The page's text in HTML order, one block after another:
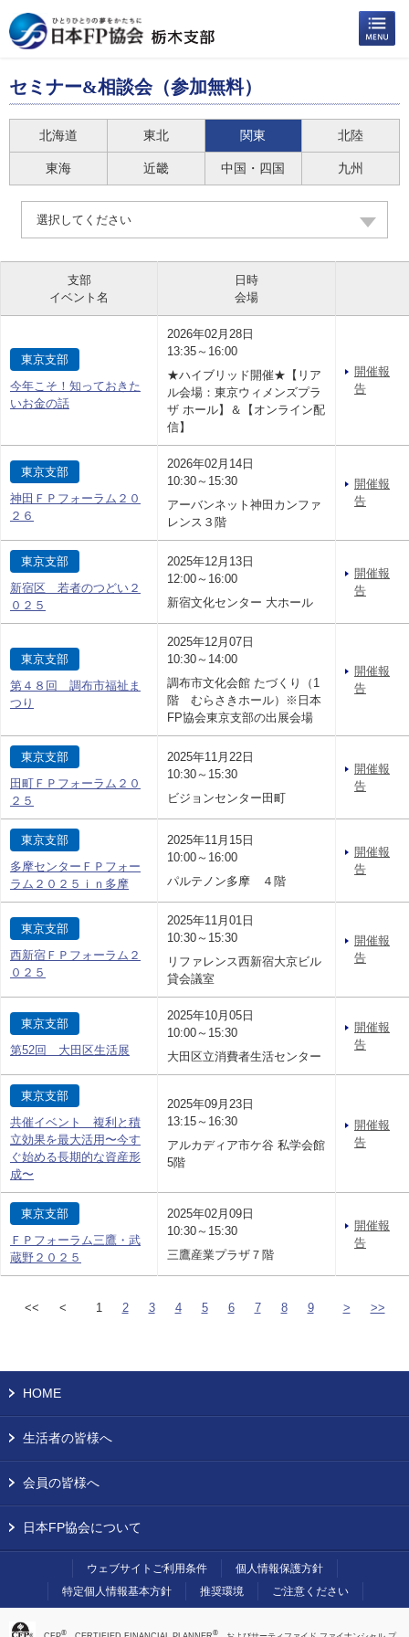
セミナー&相談会（参加無料）
北海道 東北 関東 北陸
東海 近畿 中国・四国 九州
選択してください
支部
イベント名
日時
会場
東京支部
今年こそ！知っておきた
いお金の話
2026年02月28日
13:35～16:00
★ハイブリッド開催★【リア
ル会場：東京ウィメンズプラ
ザ ホール】＆【オンライン配
信】
開催報
告
東京支部
神田ＦＰフォーラム２０
２６
2026年02月14日
10:30～15:30
アーバンネット神田カンファ
レンス３階
開催報
告
東京支部
新宿区 若者のつどい２
０２５
2025年12月13日
12:00～16:00
新宿文化センター 大ホール
開催報
告
東京支部
第４８回 調布市福祉ま
つり
2025年12月07日
10:30～14:00
調布市文化会館 たづくり（1
階 むらさきホール）※日本
FP協会東京支部の出展会場
開催報
告
東京支部
田町ＦＰフォーラム２０
２５
2025年11月22日
10:30～15:30
ビジョンセンター田町
開催報
告
東京支部
多摩センターＦＰフォー
ラム２０２５ｉｎ多摩
2025年11月15日
10:00～16:00
パルテノン多摩 ４階
開催報
告
東京支部
西新宿ＦＰフォーラム２
０２５
2025年11月01日
10:30～15:30
リファレンス西新宿大京ビル
貸会議室
開催報
告
東京支部
第52回 大田区生活展
2025年10月05日
10:00～15:30
大田区立消費者生活センター
開催報
告
東京支部
共催イベント 複利と積
立効果を最大活用〜今す
ぐ始める長期的な資産形
成〜
2025年09月23日
13:15～16:30
アルカディア市ケ谷 私学会館
5階
開催報
告
東京支部
ＦＰフォーラム三鷹・武
蔵野２０２５
2025年02月09日
10:30～15:30
三鷹産業プラザ７階
開催報
告
<< < 1 2 3 4 5 6 7 8 9 > >>
HOME
生活者の皆様へ
会員の皆様へ
日本FP協会について
ウェブサイトご利用条件
個人情報保護方針
特定個人情報基本方針
推奨環境 ご注意ください
® ®